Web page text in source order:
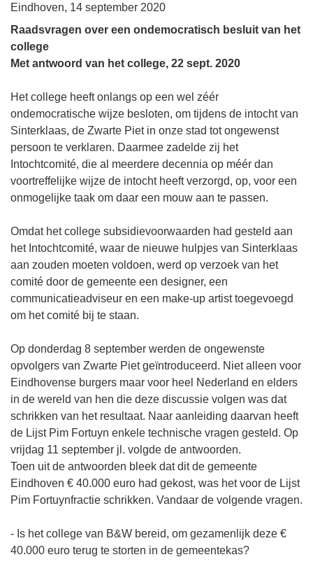
Eindhoven, 14 september 2020
Raadsvragen over een ondemocratisch besluit van het
college
Met antwoord van het college, 22 sept. 2020
Het college heeft onlangs op een wel zéér
ondemocratische wijze besloten, om tijdens de intocht van
Sinterklaas, de Zwarte Piet in onze stad tot ongewenst
persoon te verklaren. Daarmee zadelde zij het
Intochtcomité, die al meerdere decennia op méér dan
voortreffelijke wijze de intocht heeft verzorgd, op, voor een
onmogelijke taak om daar een mouw aan te passen.
Omdat het college subsidievoorwaarden had gesteld aan
het Intochtcomité, waar de nieuwe hulpjes van Sinterklaas
aan zouden moeten voldoen, werd op verzoek van het
comité door de gemeente een designer, een
communicatieadviseur en een make-up artist toegevoegd
om het comité bij te staan.
Op donderdag 8 september werden de ongewenste
opvolgers van Zwarte Piet geïntroduceerd. Niet alleen voor
Eindhovense burgers maar voor heel Nederland en elders
in de wereld van hen die deze discussie volgen was dat
schrikken van het resultaat. Naar aanleiding daarvan heeft
de Lijst Pim Fortuyn enkele technische vragen gesteld. Op
vrijdag 11 september jl. volgde de antwoorden.
Toen uit de antwoorden bleek dat dit de gemeente
Eindhoven € 40.000 euro had gekost, was het voor de Lijst
Pim Fortuynfractie schrikken. Vandaar de volgende vragen.
- Is het college van B&W bereid, om gezamenlijk deze €
40.000 euro terug te storten in de gemeentekas?